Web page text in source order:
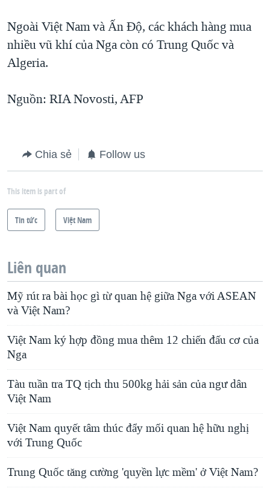
Ngoài Việt Nam và Ấn Độ, các khách hàng mua
nhiều vũ khí của Nga còn có Trung Quốc và
Algeria.
Nguồn: RIA Novosti, AFP
Chia sẻ Follow us
This item is part of
Tin tức Việt Nam
Liên quan
Mỹ rút ra bài học gì từ quan hệ giữa Nga với ASEAN
và Việt Nam?
Việt Nam ký hợp đồng mua thêm 12 chiến đấu cơ của
Nga
Tàu tuần tra TQ tịch thu 500kg hải sản của ngư dân
Việt Nam
Việt Nam quyết tâm thúc đẩy mối quan hệ hữu nghị
với Trung Quốc
Trung Quốc tăng cường 'quyền lực mềm' ở Việt Nam?